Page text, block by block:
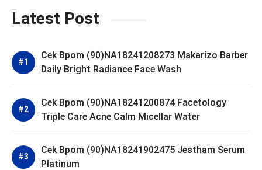
Latest Post
Cek Bpom (90)NA18241208273 Makarizo Barber
Daily Bright Radiance Face Wash
Cek Bpom (90)NA18241200874 Facetology
Triple Care Acne Calm Micellar Water
Cek Bpom (90)NA18241902475 Jestham Serum
Platinum